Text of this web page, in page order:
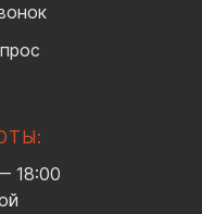
18:00